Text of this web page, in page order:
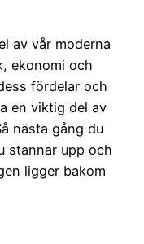
av vår moderna
ekonomi och
fördelar och
en viktig del av
nästa gång du
stannar upp och
ligger bakom